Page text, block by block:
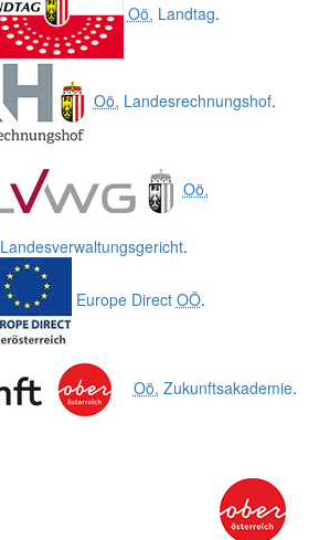
Oö. Landtag.
Oö. Landesrechnungshof.
Oö.
Landesverwaltungsgericht.
Europe Direct OÖ.
Oö. Zukunftsakademie.